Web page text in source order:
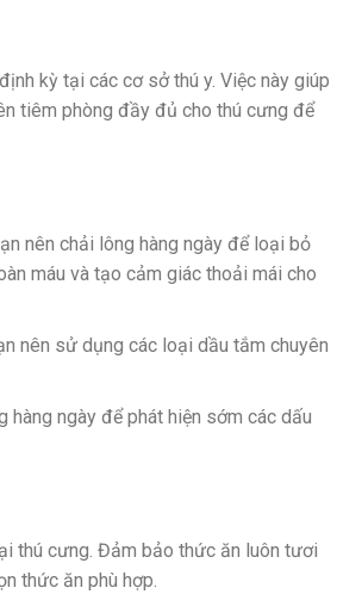
kỳ tại các cơ sở thú y. Việc này giúp
tiêm phòng đầy đủ cho thú cưng để
nên chải lông hàng ngày để loại bỏ
máu và tạo cảm giác thoải mái cho
nên sử dụng các loại dầu tắm chuyên
hàng ngày để phát hiện sớm các dấu
thú cưng. Đảm bảo thức ăn luôn tươi
thức ăn phù hợp.